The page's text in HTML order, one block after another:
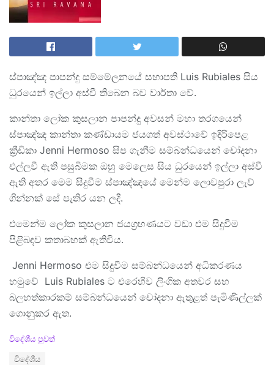
ස්පාඤ්ඤ පාපන්දු සම්මේලනයේ සභාපති Luis Rubiales සිය
ධුරයෙන් ඉල්ලා අස්වී තිබෙන බව වාර්තා වේ.
කාන්තා ලෝක කුසලාන පාපන්දු අවසන් මහා තරගයෙන්
ස්පාඤ්ඤ කාන්තා කණ්ඩායම ජයගත් අවස්ථාවේ ඉදිරිපෙළ
ක්‍රීඩිකා Jenni Hermoso සිප ගැනීම සම්බන්ධයෙන් චෝදනා
එල්ලවී ඇති පසුබිමක ඔහු මෙලෙස සිය ධුරයෙන් ඉල්ලා අස්වී
ඇති අතර මෙම සිදුවීම ස්පාඤ්ඤයේ මෙන්ම ලොවපුරා ලැව්
ගින්නක් සේ පැතිර යන ලදී.
එමෙන්ම ලෝක කුසලාන ජයග්‍රහණයට වඩා එම සිදුවීම
පිළිබඳව කතාබහක් ඇතිවිය.
Jenni Hermoso එම සිදුවීම සම්බන්ධයෙන් අධිකරණය
හමුවේ Luis Rubiales ට එරෙහිව ලිංගික අතවර සහ
බලහත්කාරකම් සම්බන්ධයෙන් චෝදනා ඇතුළත් පැමිණිල්ලක්
ගොනුකර ඇත.
C
විදේශීය පුවත්
විදේශීය